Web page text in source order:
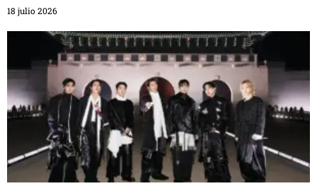
18 julio 2026